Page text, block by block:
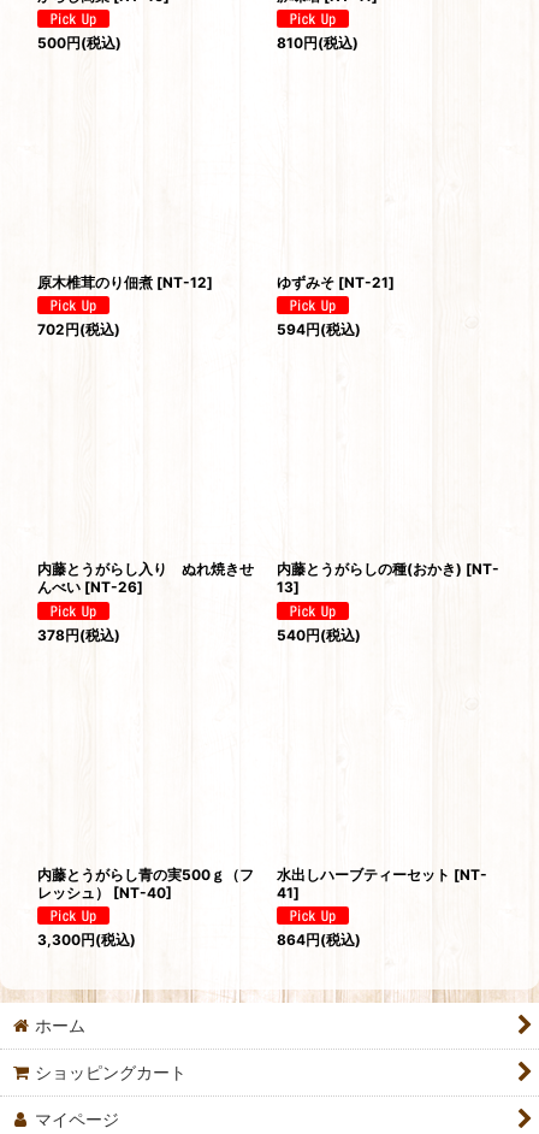
500円(税込) 810円(税込)
原木椎茸のり佃煮 [NT-12]
702円(税込)
ゆずみそ [NT-21]
594円(税込)
内藤とうがらし入り ぬれ焼きせ
んべい [NT-26]
378円(税込)
内藤とうがらしの種(おかき) [NT-
13]
540円(税込)
内藤とうがらし青の実500ｇ（フ
レッシュ）
[NT-40]
3,300円(税込)
水出しハーブティーセット [NT-
41]
864円(税込)
ホーム
ショッピングカート
マイページ